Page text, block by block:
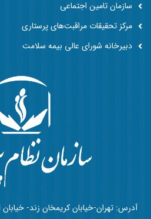
آدرس: تهران-خیابان کریمخان زند-
سازمان تامین اجتماعی
مرکز تحقیقات مراقبت‌های پرستاری
دبیرخانه شورای عالی بیمه سلامت